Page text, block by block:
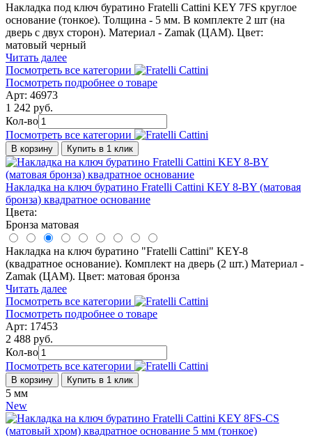
Накладка под ключ буратино Fratelli Cattini KEY 7FS круглое
основание (тонкое). Толщина - 5 мм. В комплекте 2 шт (на
дверь с двух сторон). Материал - Zamak (ЦАМ). Цвет:
матовый черный
Читать далее
Посмотреть все категории
Посмотреть подробнее о товаре
Арт: 46973
1 242 руб.
Кол-во
Посмотреть все категории
В корзину Купить в 1 клик
Накладка на ключ буратино Fratelli Cattini KEY 8-BY (матовая
бронза) квадратное основание
Цвета:
Бронза матовая
Накладка на ключ буратино "Fratelli Cattini" KEY-8
(квадратное основание). Комплект на дверь (2 шт.) Материал -
Zamak (ЦАМ). Цвет: матовая бронза
Читать далее
Посмотреть все категории
Посмотреть подробнее о товаре
Арт: 17453
2 488 руб.
Кол-во
Посмотреть все категории
В корзину Купить в 1 клик
5 мм
New